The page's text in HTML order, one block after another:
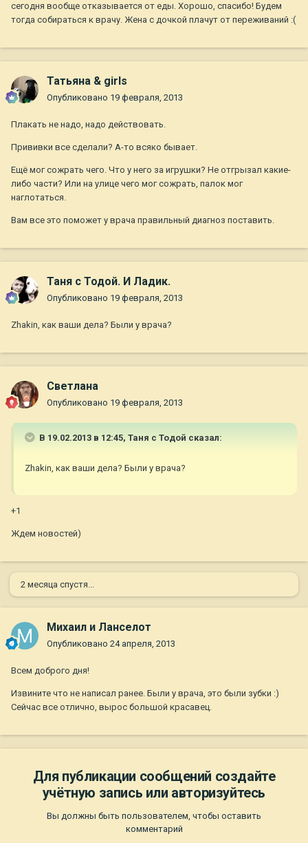
сегодня вообще отказывается от еды. Хорошо, спасибо! Будем
тогда собираться к врачу. Жена с дочкой плачут от переживаний :(
Татьяна & girls
Опубликовано 19 февраля, 2013
Плакать не надо, надо действовать.
Прививки все сделали? А-то всяко бывает.
Ещё мог сожрать чего. Что у него за игрушки? Не отгрызал какие-
либо части? Или на улице чего мог сожрать, палок мог
наглотаться.
Вам все это поможет у врача правильный диагноз поставить.
Таня с Тодой. И Ладик.
Опубликовано 19 февраля, 2013
Zhakin, как ваши дела? Были у врача?
Свeтлана
Опубликовано 19 февраля, 2013
В 19.02.2013 в 12:45, Таня с Тодой сказал:
Zhakin, как ваши дела? Были у врача?
+1
Ждем новостей)
2 месяца спустя...
Михаил и Ланселот
Опубликовано 24 апреля, 2013
Всем доброго дня!
Извините что не написал ранее. Были у врача, это были зубки :)
Сейчас все отлично, вырос большой красавец.
Для публикации сообщений создайте
учётную запись или авторизуйтесь
Вы должны быть пользователем, чтобы оставить
комментарий